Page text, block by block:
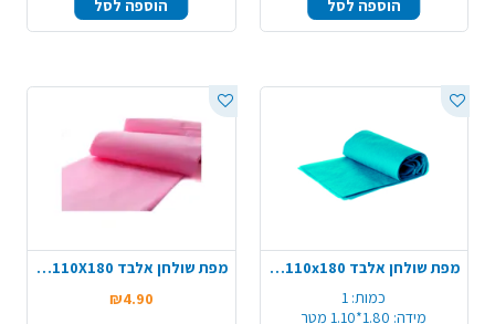
הוספה לסל הוספה לסל
מפת שולחן אלבד 110x180 - טורקיז
כמות: 1
מידה: 1.80*1.10 מטר
מפת שולחן אלבד 110X180 - ורוד בייבי
₪4.90